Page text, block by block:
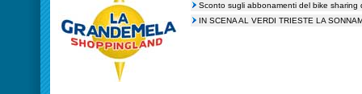
Sconto sugli abbonamenti del bike sharing
IN SCENA AL VERDI TRIESTE LA